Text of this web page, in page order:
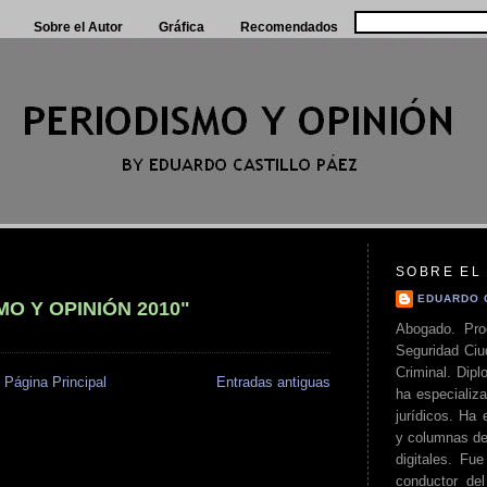
Sobre el Autor Gráfica Recomendados
Y OPINIÓN 2010"
Entradas antiguas
Página Principal
SOBRE EL
EDUARDO
Abogado.
Seguridad
Criminal.
ha
jurídicos. Ha
y columnas
digitales.
conductor